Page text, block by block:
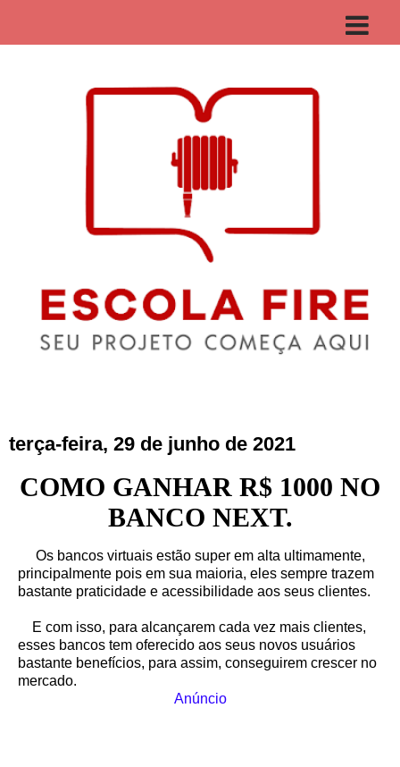
terça-feira, 29 de junho de 2021
COMO GANHAR R$ 1000 NO
BANCO NEXT.
Os bancos virtuais estão super em alta ultimamente,
principalmente pois em sua maioria, eles sempre trazem
bastante praticidade e acessibilidade aos seus clientes.
E com isso, para alcançarem cada vez mais clientes,
esses bancos tem oferecido aos seus novos usuários
bastante benefícios, para assim, conseguirem crescer no
mercado.
Anúncio